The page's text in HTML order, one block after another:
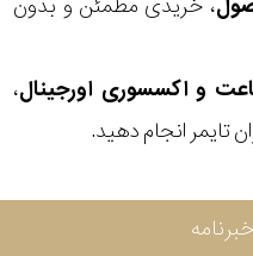
، خریدی مطمئن و بدون
،
تایمر انجام دهید.